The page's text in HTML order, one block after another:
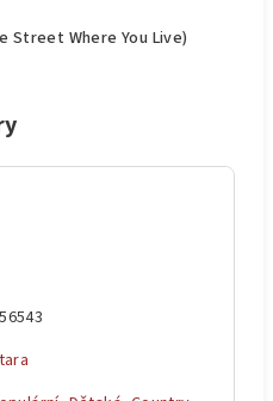
Street Where You Live)